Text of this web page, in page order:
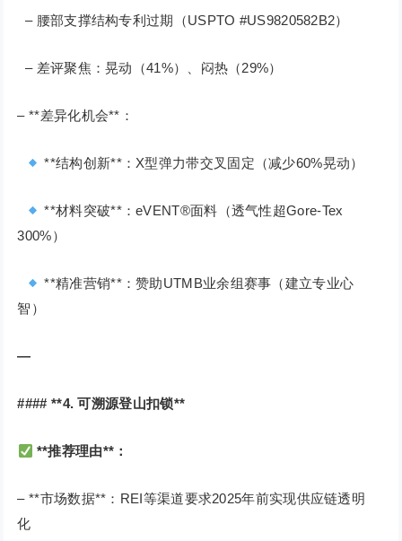
– 腰部支撑结构专利过期（USPTO #US9820582B2）
– 差评聚焦：晃动（41%）、闷热（29%）
– **差异化机会**：
**结构创新**：X型弹力带交叉固定（减少60%晃动）
**材料突破**：eVENT®面料（透气性超Gore-Tex
300%）
**精准营销**：赞助UTMB业余组赛事（建立专业心
智）
—
#### **4. 可溯源登山扣锁**
**推荐理由**：
– **市场数据**：REI等渠道要求2025年前实现供应链透明
化